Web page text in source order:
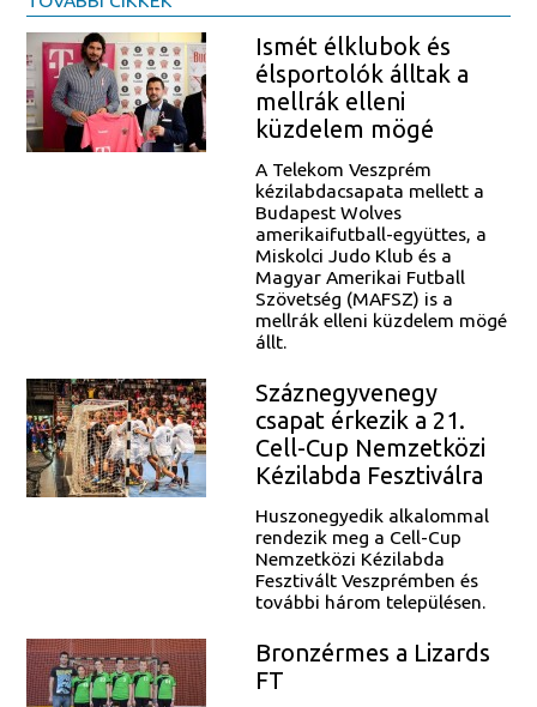
Ismét élklubok és
élsportolók álltak a
mellrák elleni
küzdelem mögé
A Telekom Veszprém
kézilabdacsapata mellett a
Budapest Wolves
amerikaifutball-együttes, a
Miskolci Judo Klub és a
Magyar Amerikai Futball
Szövetség (MAFSZ) is a
mellrák elleni küzdelem mögé
állt.
Száznegyvenegy
csapat érkezik a 21.
Cell-Cup Nemzetközi
Kézilabda Fesztiválra
Huszonegyedik alkalommal
rendezik meg a Cell-Cup
Nemzetközi Kézilabda
Fesztivált Veszprémben és
további három településen.
Bronzérmes a Lizards
FT